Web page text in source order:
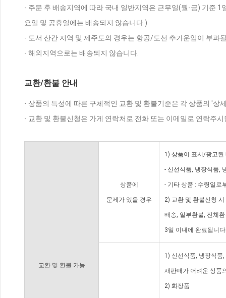
- 주문 후 배송지역에 따라 국내 일반지역은 근무일(월-금) 기준
요일 및 공휴일에는 배송되지 않습니다.)
- 도서 산간 지역 및 제주도의 경우는 항공/도선 추가운임이 부과
- 해외지역으로는 배송되지 않습니다.
교환/환불 안내
- 상품의 특성에 따른 구체적인 교환 및 환불기준은 각 상품의 '상
- 교환 및 환불신청은 가게 연락처로 전화 또는 이메일로 연락주
교환 및 환불 가능
상품에
문제가 있을 경우
1) 상품이 표시/광고된
- 신선식품, 냉장식품,
- 기타 상품 : 수령일로
2) 교환 및 환불신청
배송, 일부환불, 전체
3일 이내에 완료됩니
1) 신선식품, 냉장식품
재판매가 어려운 상품
2) 화장품